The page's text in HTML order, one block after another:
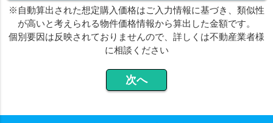
※自動算出された想定購入価格はご入力情報に基づき、類似性
が高いと考えられる物件価格情報から算出した金額です。
個別要因は反映されておりませんので、詳しくは不動産業者様
に相談ください